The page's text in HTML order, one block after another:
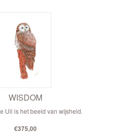
WISDOM
Uil is het beeld van wijsheid.
€375,00